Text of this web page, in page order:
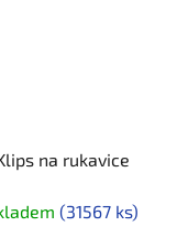
na rukavice
(31567 ks)